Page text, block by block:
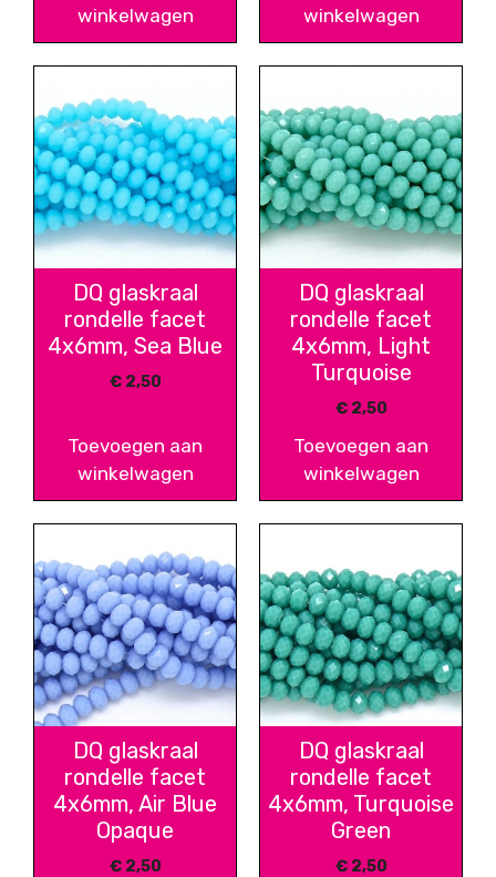
winkelwagen
winkelwagen
DQ glaskraal
rondelle facet
4x6mm, Sea Blue
€2,50
Toevoegen aan
winkelwagen
DQ glaskraal
rondelle facet
4x6mm, Light
Turquoise
€2,50
Toevoegen aan
winkelwagen
DQ glaskraal
rondelle facet
4x6mm, Air Blue
Opaque
€2,50
DQ glaskraal
rondelle facet
4x6mm, Turquoise
Green
€2,50